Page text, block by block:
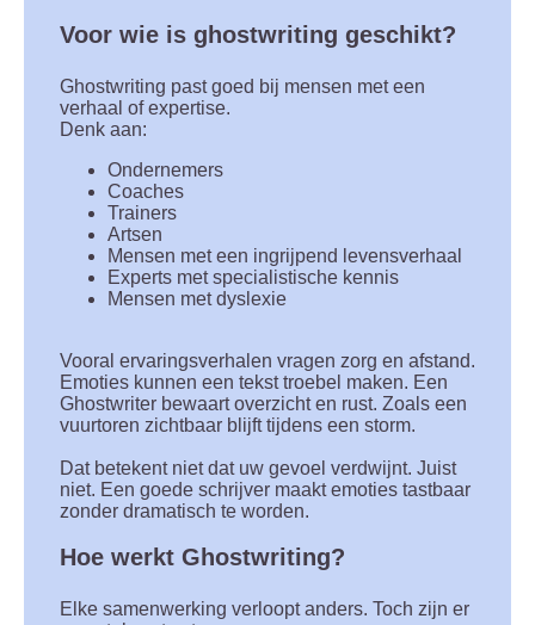
Voor wie is ghostwriting geschikt?
Ghostwriting past goed bij mensen met een
verhaal of expertise.
Denk aan:
Ondernemers
Coaches
Trainers
Artsen
Mensen met een ingrijpend levensverhaal
Experts met specialistische kennis
Mensen met dyslexie
Vooral ervaringsverhalen vragen zorg en afstand.
Emoties kunnen een tekst troebel maken. Een
Ghostwriter bewaart overzicht en rust. Zoals een
vuurtoren zichtbaar blijft tijdens een storm.
Dat betekent niet dat uw gevoel verdwijnt. Juist
niet. Een goede schrijver maakt emoties tastbaar
zonder dramatisch te worden.
Hoe werkt Ghostwriting?
Elke samenwerking verloopt anders. Toch zijn er